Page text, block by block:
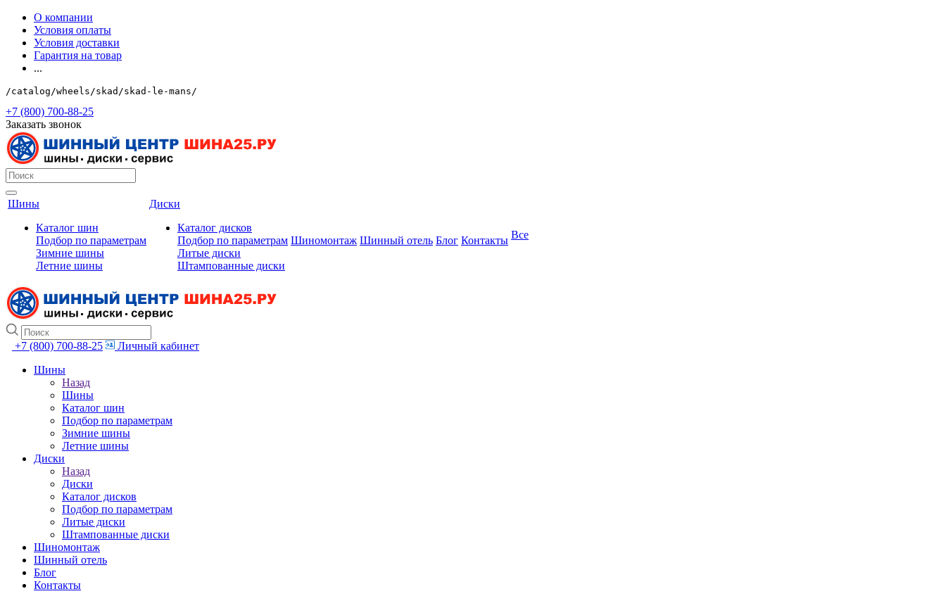
О компании
Условия оплаты
Условия доставки
Гарантия на товар
...
/catalog/wheels/skad/skad-le-mans/
+7 (800) 700-88-25
Заказать звонок
Шины
Каталог шин
Подбор по параметрам
Зимние шины
Летние шины
Диски
Каталог дисков
Подбор по параметрам
Литые диски
Штампованные диски
Шиномонтаж Шинный отель Блог Контакты Все
+7 (800) 700-88-25
Личный кабинет
Шины
Назад
Шины
Каталог шин
Подбор по параметрам
Зимние шины
Летние шины
Диски
Назад
Диски
Каталог дисков
Подбор по параметрам
Литые диски
Штампованные диски
Шиномонтаж
Шинный отель
Блог
Контакты